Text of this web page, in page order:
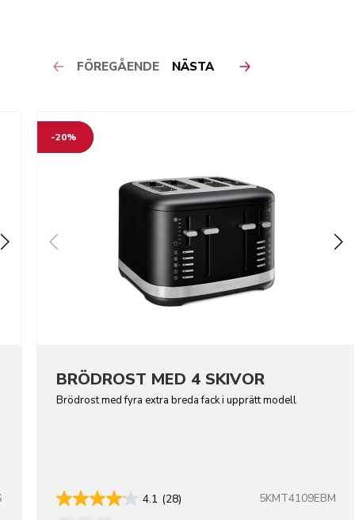
FÖREGÅENDE NÄSTA
-20%
BRÖDROST MED 4 SKIVOR
Brödrost med fyra extra breda fack i upprätt modell
4.1 (28) 5KMT4109EBM